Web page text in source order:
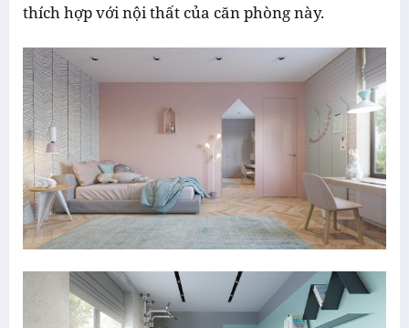
thích hợp với nội thất của căn phòng này.